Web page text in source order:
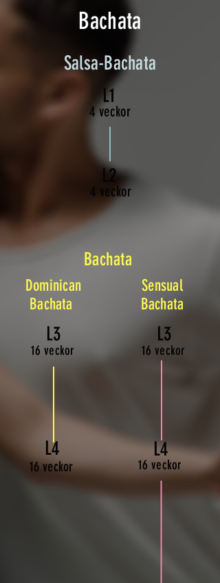
Bachata
Salsa-Bachata
L1
4 veckor
L2
4 veckor
Bachata
Dominican
Bachata
L3
16 veckor
L4
16 veckor
Sensual
Bachata
L3
16 veckor
L4
16 veckor